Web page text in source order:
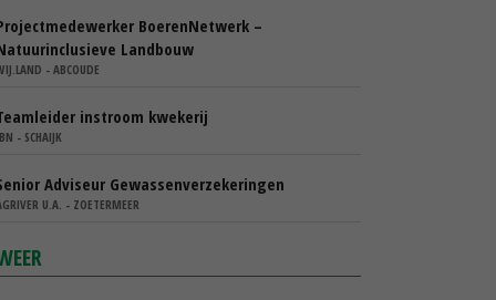
BoerenNetwerk –
Landbouw
- ABCOUDE
instroom kwekerij
- SCHAIJK
Adviseur Gewassenverzekeringen
U.A. - ZOETERMEER